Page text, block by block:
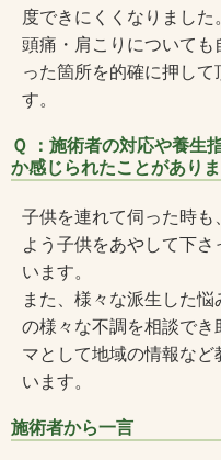
度できにくくなりました
頭痛・肩こりについて
った箇所を的確に押して
す。
Ｑ ：施術者の対応や養生
か感じられたことがあり
子供を連れて伺った時も
よう子供をあやして下
います。
また、様々な派生した
の様々な不調を相談で
マとして地域の情報な
います。
施術者から一言